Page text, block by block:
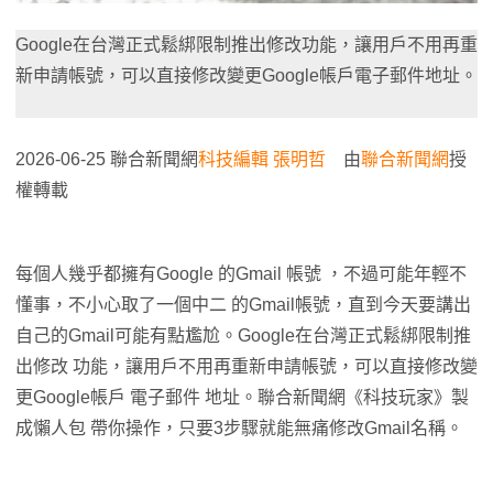
Google在台灣正式鬆綁限制推出修改功能，讓用戶不用再重
新申請帳號，可以直接修改變更Google帳戶電子郵件地址。
2026-06-25 聯合新聞網科技編輯 張明哲 由聯合新聞網授
權轉載
每個人幾乎都擁有Google 的Gmail 帳號 ，不過可能年輕不
懂事，不小心取了一個中二 的Gmail帳號，直到今天要講出
自己的Gmail可能有點尷尬。Google在台灣正式鬆綁限制推
出修改 功能，讓用戶不用再重新申請帳號，可以直接修改變
更Google帳戶 電子郵件 地址。聯合新聞網《科技玩家》製
成懶人包 帶你操作，只要3步驟就能無痛修改Gmail名稱。